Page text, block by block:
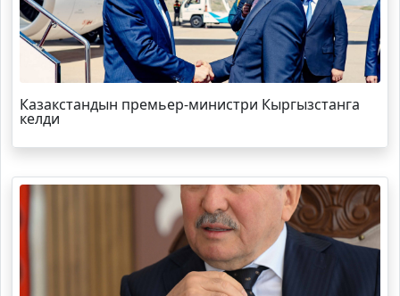
Казакстандын премьер-министри Кыргызстанга
келди